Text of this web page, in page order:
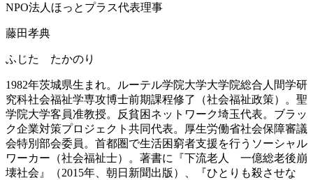
NPO法人ほっとプラス代表理事
藤田孝典
ふじた たかのり
1982年茨城県生まれ。ルーテル学院大学大学院総合人間学研
究科社会福祉学専攻博士前期課程修了（社会福祉政策）。聖
学院大学客員准教授。反貧困ネットワーク埼玉代表。ブラッ
ク企業対策プロジェクト共同代表。厚生労働省社会保障審議
会特別部会委員。首都圏で生活困窮者支援を行うソーシャル
ワーカー（社会福祉士）。著書に『下流老人 一億総老後崩
壊社会』（2015年、朝日新聞出版）、『ひとりも殺させな